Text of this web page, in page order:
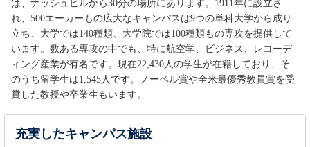
University of Alberta (Year One Foundation
Program)
※
【University】アルバータ州
× 〇
Durham University※
【University】イングランド 北部
INTO Manchester※
【University】マンチェスター
〇 〇
Newcastle University
【University】イングランド 北部
University of Bath※ 〇 〇
University of East Anglia※
は、ナッシュビルから30分の場所にあります。1911年に設立さ
れ、500エーカーもの広大なキャンパスは9つの単科大学から成り
立ち、大学では140種類、大学院では100種類もの専攻を提供して
います。数ある専攻の中でも、特に航空学、ビジネス、レコーデ
ィング産業が有名です。現在22,430人の学生が在籍しており、そ
のうち留学生は1,545人です。ノーベル賞や全米最優秀教員賞を受
賞した教授や卒業生もいます。
充実したキャンパス施設